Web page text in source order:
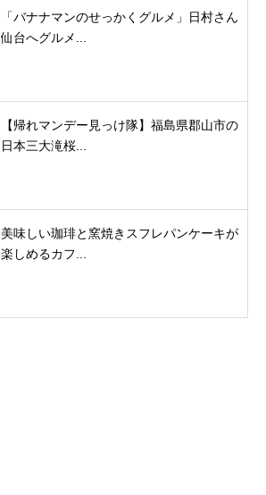
「バナナマンのせっかくグルメ」日村さん
仙台へグルメ...
【帰れマンデー見っけ隊】福島県郡山市の
日本三大滝桜...
美味しい珈琲と窯焼きスフレパンケーキが
楽しめるカフ...